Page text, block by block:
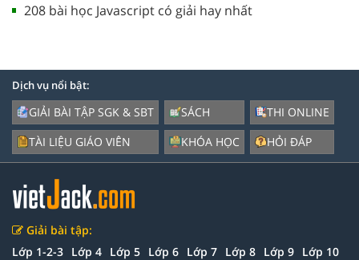
208 bài học Javascript có giải hay nhất
Dịch vụ nổi bật:
GIẢI BÀI TẬP SGK & SBT
TÀI LIỆU GIÁO VIÊN
SÁCH
KHÓA HỌC
THI ONLINE
HỎI ĐÁP
Giải bài tập:
Lớp 1-2-3 Lớp 4 Lớp 5 Lớp 6 Lớp 7 Lớp 8 Lớp 9 Lớp 10